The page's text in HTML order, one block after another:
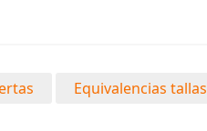
Equivalencias tallas